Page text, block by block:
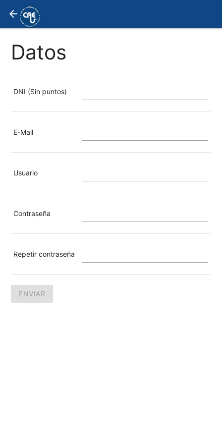
arrow_back
Datos
DNI (Sin puntos)
E-Mail
Usuario
Contraseña
Repetir contraseña
ENVIAR